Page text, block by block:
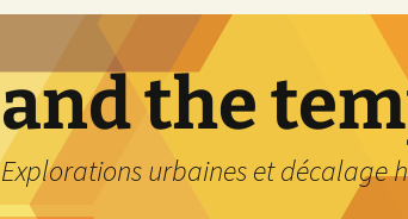
and the
Explorations urbaines et décalage